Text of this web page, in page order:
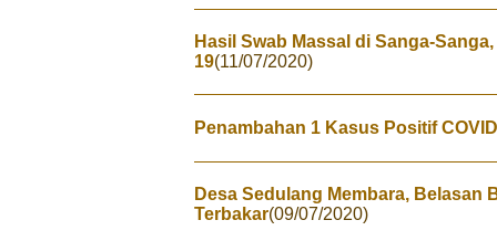
Hasil Swab Massal di Sanga-
19(11/07/2020)
Penambahan 1 Kasus Positif
Desa Sedulang Membara, Belasan
Terbakar(09/07/2020)